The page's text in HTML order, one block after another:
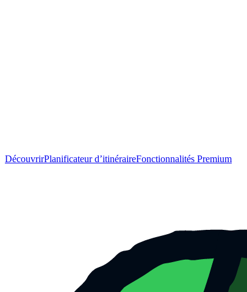
DécouvrirPlanificateur d’itinéraireFonctionnalités Premium